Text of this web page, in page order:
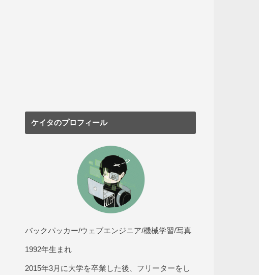
ケイタのプロフィール
バックパッカー/ウェブエンジニア/機械学習/写真
1992年生まれ
2015年3月に大学を卒業した後、フリーターをし